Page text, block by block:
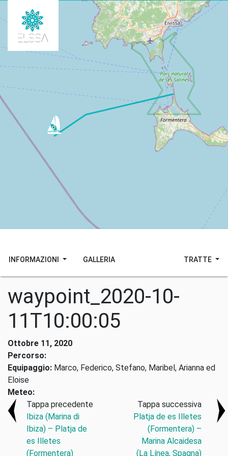
INFORMAZIONI GALLERIA TRATTE
waypoint_2020-10-
11T10:00:05
Ottobre 11, 2020
Percorso:
Equipaggio: Marco, Federico, Stefano, Maribel, Arianna ed
Eloise
Meteo:
Tappa precedente
Ibiza (Marina di
Ibiza) – Platja de
es Illetes
(Formentera)
Tappa successiva
Platja de es Illetes
(Formentera) –
Marina Alcaidesa
(La Línea, Spagna)